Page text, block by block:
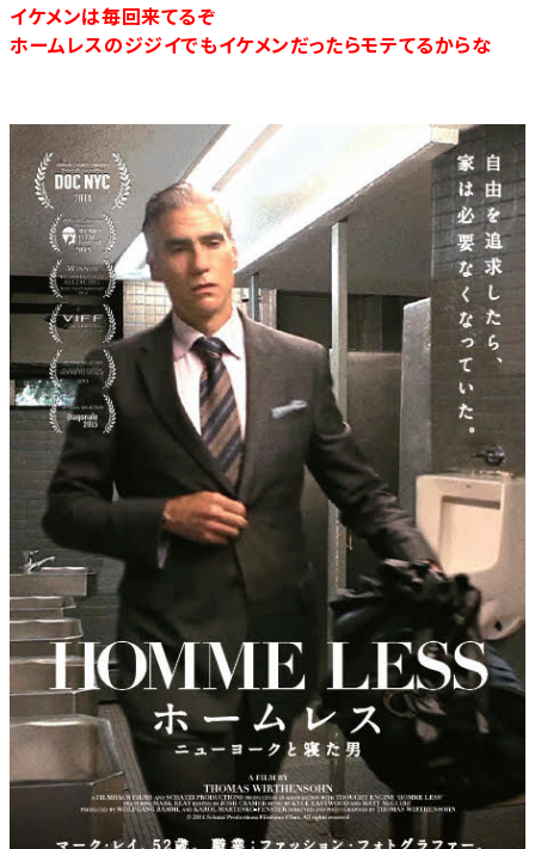
イケメンは毎回来てるぞ
ホームレスのジジイでもイケメンだったらモテてるからな